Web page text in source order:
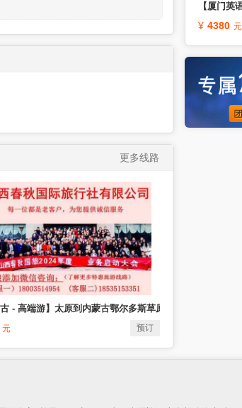
更多线路
发
古 - 高端游】太原到内蒙古鄂尔多斯草原、响沙湾、康巴什
预订
【厦门英
4380